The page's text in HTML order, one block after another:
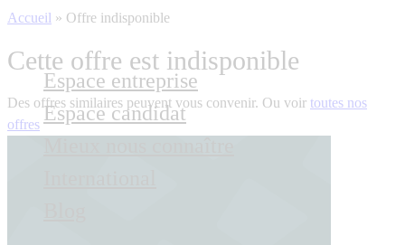
Espace entreprise
Espace candidat
Accueil » Offre indisponible
Cette offre est indisponible
Des offres similaires peuvent vous convenir. Ou voir toutes nos
offres